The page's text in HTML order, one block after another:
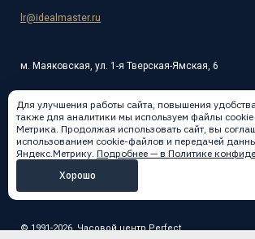
lr@idealmaster.ru
м. Маяковская, ул. 1-я Тверская-Ямская, 6
Написать в:
© 1991-2026, Часовой центр Perfect
Для улучшения работы сайта, повышения
также для аналитики мы используем файлы
Метрика. Продолжая использовать сайт, вы
использованием cookie-файлов и передачей
Яндекс.Метрику. Подробнее — в Политике
Хорошо